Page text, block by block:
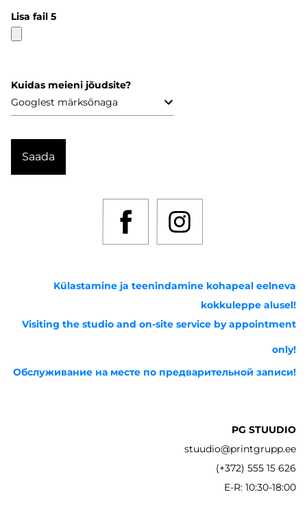
Lisa fail 5
Kuidas meieni jõudsite?
Külastamine ja teenindamine kohapeal eelneva
kokkuleppe alusel!
Visiting the studio and on-site service by appointment
only!
Обслуживание на месте по предварительной записи!
PG STUUDIO
stuudio@printgrupp.ee
(+372) 555 15 626
E-R: 10:30-18:00